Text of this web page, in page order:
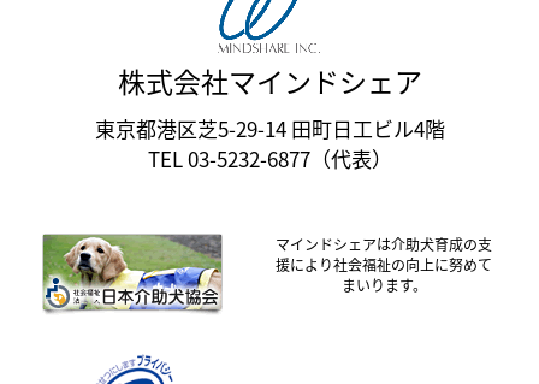
株式会社マインドシェア
東京都港区芝5-29-14 田町日工ビル4階
TEL 03-5232-6877（代表）
マインドシェアは介助犬育成の支
援により社会福祉の向上に努めて
まいります。